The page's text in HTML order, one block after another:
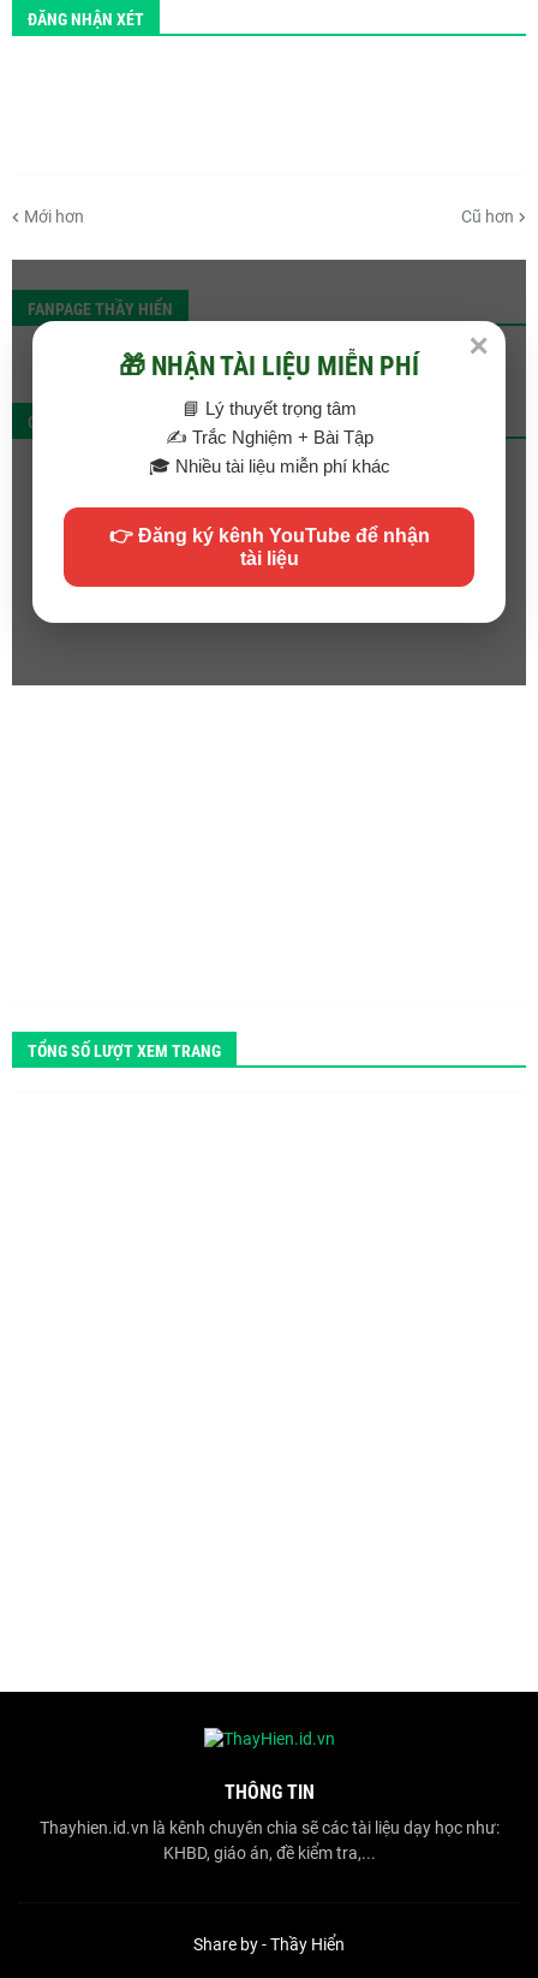
ĐĂNG NHẬN XÉT
Mới hơn Cũ hơn
✕
🎁 NHẬN TÀI LIỆU MIỄN PHÍ
📘 Lý thuyết trọng tâm
✍️ Trắc Nghiệm + Bài Tập
🎓 Nhiều tài liệu miễn phí khác
👉 Đăng ký kênh YouTube để nhận
tài liệu
FANPAGE THẦY HIỂN
QC
TỔNG SỐ LƯỢT XEM TRANG
THÔNG TIN
Thayhien.id.vn là kênh chuyên chia sẽ các tài liệu dạy học như:
KHBD, giáo án, đề kiểm tra,...
Share by -Thầy Hiển